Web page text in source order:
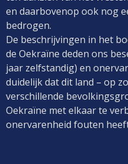
en daarbovenop ook nog
bedrogen.
De beschrijvingen in het
de Oekraïne deden ons
jaar zelfstandig) en
duidelijk dat dit land – op
verschillende
Oekraïne met elkaar te
onervarenheid fouten